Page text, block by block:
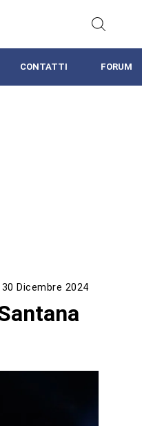
CONTATTI FORUM
30 Dicembre 2024